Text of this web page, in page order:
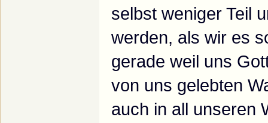
selbst weniger Teil
werden, als wir es
gerade weil uns
von uns gelebten
auch in all unseren